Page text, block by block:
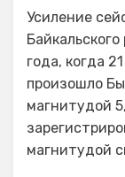
Усиление
года, когда
произошло
магнитудой
магнитудой